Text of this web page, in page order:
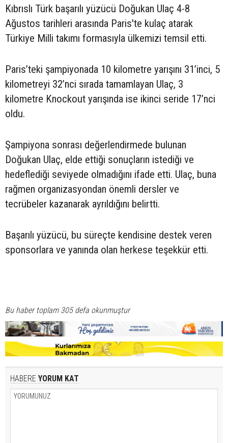
Kıbrıslı Türk başarılı yüzücü Doğukan Ulaç 4-8
Ağustos tarihleri arasında Paris'te kulaç atarak
Türkiye Milli takımı formasıyla ülkemizi temsil etti.
Paris’teki şampiyonada 10 kilometre yarışını 31’inci, 5
kilometreyi 32’nci sırada tamamlayan Ulaç, 3
kilometre Knockout yarışında ise ikinci seride 17’nci
oldu.
Şampiyona sonrası değerlendirmede bulunan
Doğukan Ulaç, elde ettiği sonuçların istediği ve
hedeflediği seviyede olmadığını ifade etti. Ulaç, buna
rağmen organizasyondan önemli dersler ve
tecrübeler kazanarak ayrıldığını belirtti.
Başarılı yüzücü, bu süreçte kendisine destek veren
sponsorlara ve yanında olan herkese teşekkür etti.
Bu haber toplam 305 defa okunmuştur
HABERE YORUM KAT